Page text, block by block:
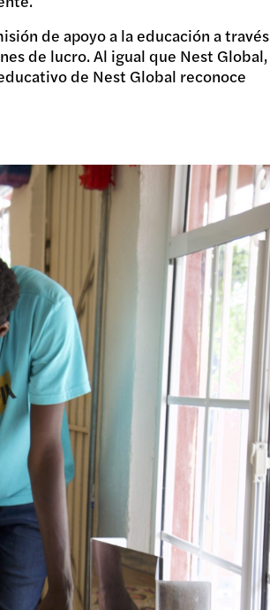
de apoyo a la educación a través
de lucro. Al igual que Nest Global,
de Nest Global reconoce